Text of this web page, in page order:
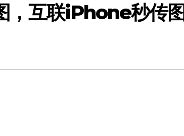
互联iPhone秒传